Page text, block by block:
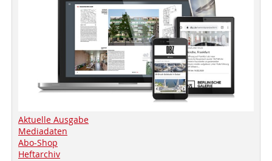
Aktuelle Ausgabe
Mediadaten
Abo-Shop
Heftarchiv